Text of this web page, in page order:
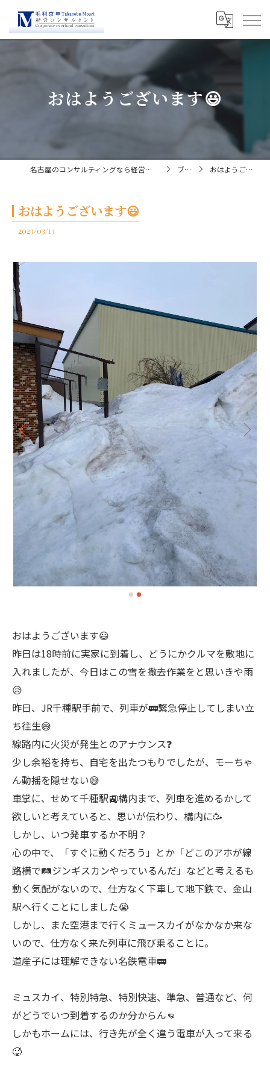
おはようございます😃
名古屋のコンサルティングなら経営コンサルタント毛利京申 ブログ おはようございます😃
おはようございます😃
2023/03/13
おはようございます😃
昨日は18時前に実家に到着し、どうにかクルマを敷地に
入れましたが、今日はこの雪を撤去作業をと思いきや雨
😥
昨日、JR千種駅手前で、列車が🚃緊急停止してしまい立
ち往生😅
線路内に火災が発生とのアナウンス❓
少し余裕を持ち、自宅を出たつもりでしたが、モーちゃ
ん動揺を隠せない😅
車掌に、せめて千種駅🚉構内まで、列車を進めるかして
欲しいと考えていると、思いが伝わり、構内に🥳
しかし、いつ発車するか不明？
心の中で、「すぐに動くだろう」とか「どこのアホが線
路横で🛤ジンギスカンやっているんだ」などと考えるも
動く気配がないので、仕方なく下車して地下鉄で、金山
駅へ行くことにしました😭
しかし、また空港まで行くミュースカイがなかなか来な
いので、仕方なく来た列車に飛び乗ることに。
道産子には理解できない名鉄電車🚃
ミュスカイ、特別特急、特別快速、準急、普通など、何
がどうでいつ到着するのか分からん👊
しかもホームには、行き先が全く違う電車が入って来る
🥵